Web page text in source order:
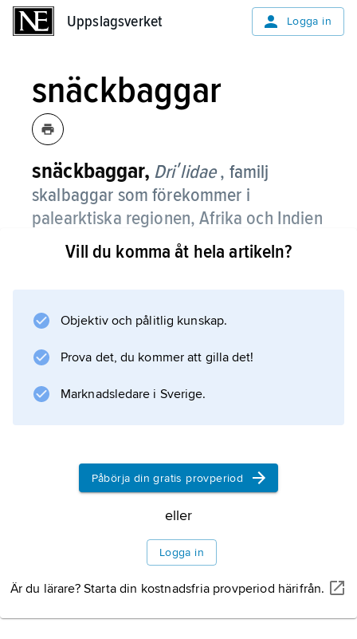
Uppslagsverket Logga in
snäckbaggar
snäckbaggar, Driʹlidae , familj
skalbaggar som förekommer i
palearktiska regionen, Afrika och Indien
och omfattar ca 80 arter, varav två i
Sverige, båda mycket sällsynta.
Hanen har fullt utvecklade täck- och
vegetation. Honan är vinglös och larvlik och
lever på marken. Larverna livnär sig av
landsnäckor.
Information om artikeln
Vill du komma åt hela artikeln?
Objektiv och pålitlig kunskap.
Prova det, du kommer att gilla det!
Marknadsledare i Sverige.
Påbörja din gratis provperiod
eller
Logga in
Är du lärare? Starta din kostnadsfria provperiod härifrån.